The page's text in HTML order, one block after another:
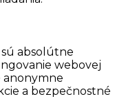
absolútne
webovej
anonymne
a bezpečnostné